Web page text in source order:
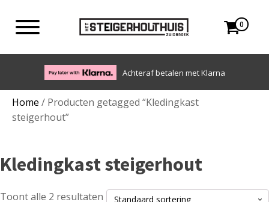
0
Achteraf betalen met Klarna
Home / Producten getagged “Kledingkast
steigerhout”
Kledingkast steigerhout
Toont alle 2 resultaten